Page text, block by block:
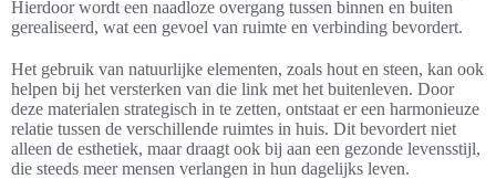
Hierdoor wordt een naadloze overgang tussen binnen en buiten
gerealiseerd, wat een gevoel van ruimte en verbinding bevordert.
Het gebruik van natuurlijke elementen, zoals hout en steen, kan ook
helpen bij het versterken van die link met het buitenleven. Door
deze materialen strategisch in te zetten, ontstaat er een harmonieuze
relatie tussen de verschillende ruimtes in huis. Dit bevordert niet
alleen de esthetiek, maar draagt ook bij aan een gezonde levensstijl,
die steeds meer mensen verlangen in hun dagelijks leven.